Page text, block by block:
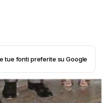
tue fonti preferite su Google